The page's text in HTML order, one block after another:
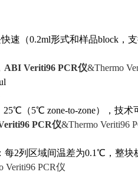
速（0.2ml形式和样品block，
ABI Veriti96 PCR仪&Thermo
25℃（5℃ zone-to-zone），技
PCR仪&Thermo Veriti96
每2列区域间温差为0.1℃，整
Veriti96 PCR仪